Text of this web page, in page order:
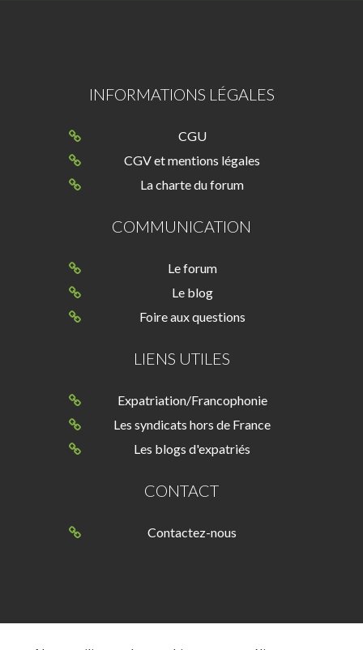
INFORMATIONS LÉGALES
CGU
CGV et mentions légales
La charte du forum
COMMUNICATION
Le forum
Le blog
Foire aux questions
LIENS UTILES
Expatriation/Francophonie
Les syndicats hors de France
Les blogs d'expatriés
CONTACT
Contactez-nous